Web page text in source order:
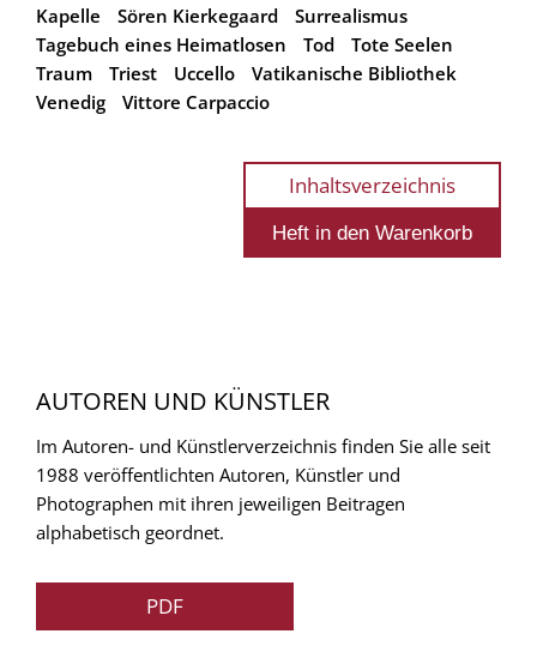
Kapelle
Sören Kierkegaard
Surrealismus
Tagebuch eines Heimatlosen
Tod
Tote Seelen
Traum
Triest Uccello
Vatikanische Bibliothek
Venedig
Vittore Carpaccio
Inhaltsverzeichnis
AUTOREN UND KÜNSTLER
Im Autoren- und Künstlerverzeichnis finden Sie alle seit
1988 veröffentlichten Autoren, Künstler und
Photographen mit ihren jeweiligen Beitragen
alphabetisch geordnet.
PDF